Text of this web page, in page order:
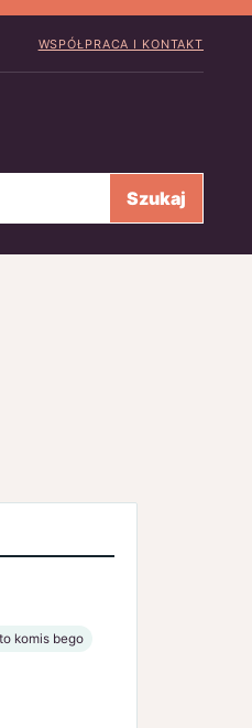
WSPÓŁPRACA I KONTAKT
Szukaj
komis bego